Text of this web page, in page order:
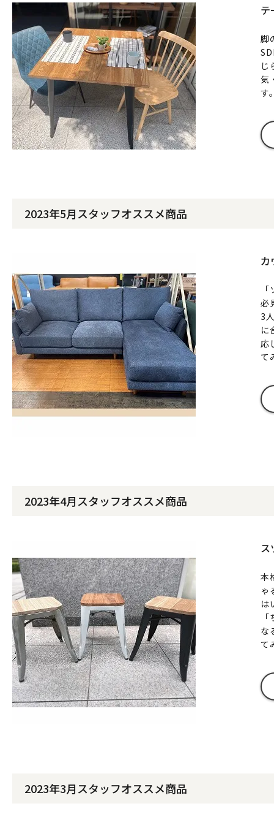
テ
脚
じ
気
す
2023年5月スタッフオススメ商品
必
3
に
応
て
2023年4月スタッフオススメ商品
本
ゃ
は
な
て
2023年3月スタッフオススメ商品